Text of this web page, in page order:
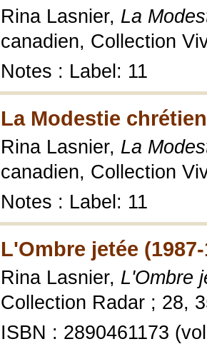
Rina Lasnier, La
canadien, Collection
Notes : Label: 11
La Modestie
Rina Lasnier, La
canadien, Collection
Notes : Label: 11
L'Ombre jetée
Rina Lasnier, L'Ombre
Collection Radar ; 28,
ISBN : 2890461173